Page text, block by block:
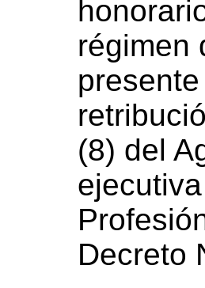
régimen
(8) del
Decreto